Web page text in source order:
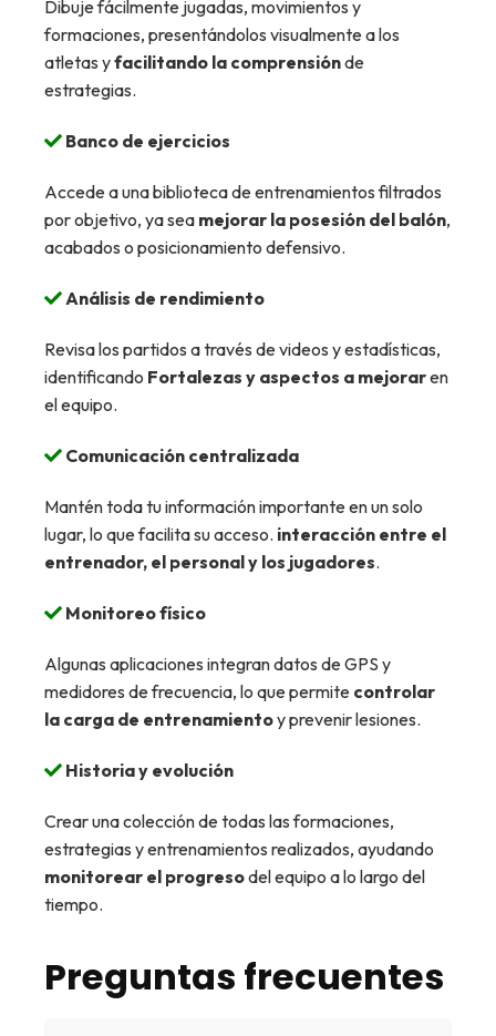
Dibuje fácilmente jugadas, movimientos y
formaciones, presentándolos visualmente a los
atletas yfacilitando la comprensiónde
estrategias.
Banco de ejercicios
Accede a una biblioteca de entrenamientos filtrados
por objetivo, ya sea mejorar la posesión del balón,
acabados o posicionamiento defensivo.
Análisis de rendimiento
Revisa los partidos a través de videos y estadísticas,
identificando Fortalezas y aspectos a mejoraren
el equipo.
Comunicación centralizada
Mantén toda tu información importante en un solo
lugar, lo que facilita su acceso. interacción entre el
entrenador, el personal y los jugadores.
Monitoreo físico
Algunas aplicaciones integran datos de GPS y
medidores de frecuencia, lo que permite controlar
la carga de entrenamientoy prevenir lesiones.
Historia y evolución
Crear una colección de todas las formaciones,
estrategias y entrenamientos realizados, ayudando
monitorear el progresodel equipo a lo largo del
tiempo.
Preguntas frecuentes